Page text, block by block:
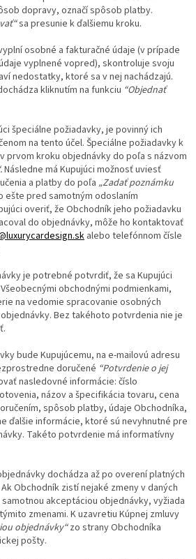
dopravy, označí spôsob platby.
sa presunie k ďalšiemu kroku.
osobné a fakturačné údaje (v prípade
vyplnené vopred), skontroluje svoju
nedostatky, ktoré sa v nej nachádzajú.
kliknutím na funkciu “Objednať
špeciálne požiadavky, je povinný ich
na tento účel. Špeciálne požiadavky k
prvom kroku objednávky do poľa s názvom
Následne má Kupujúci možnosť uviesť
a platby do poľa „Zadať poznámku
ešte pred samotným odoslaním
overiť, že Obchodník jeho požiadavku
do objednávky, môže ho kontaktovať
alebo telefónnom čísle
je potrebné potvrdiť, že sa Kupujúci
obchodnými podmienkami,
na vedomie spracovanie osobných
Bez takéhoto potvrdenia nie je
bude Kupujúcemu, na e-mailovú adresu
doručené “Potvrdenie o jej
nasledovné informácie: číslo
názov a špecifikácia tovaru, cena
spôsob platby, údaje Obchodníka,
ďalšie informácie, ktoré sú nevyhnutné pre
Takéto potvrdenie má informatívny
dochádza až po overení platných
Obchodník zistí nejaké zmeny v daných
akceptáciou objednávky, vyžiada
zmenami. K uzavretiu Kúpnej zmluvy
objednávky“zo strany Obchodníka
pošty.